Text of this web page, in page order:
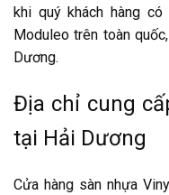
khi quý khách hàng
Moduleo trên toàn
Dương.
Địa chỉ cung
tại Hải Dương
Cửa hàng sàn nhựa